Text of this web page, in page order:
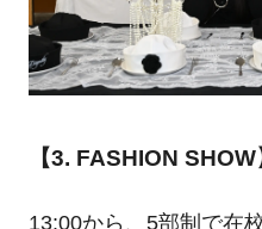
【3. FASHION SHOW
13:00から、5部制で在